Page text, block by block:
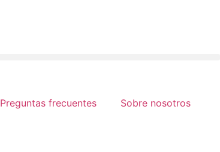
Preguntas frecuentes Sobre nosotros